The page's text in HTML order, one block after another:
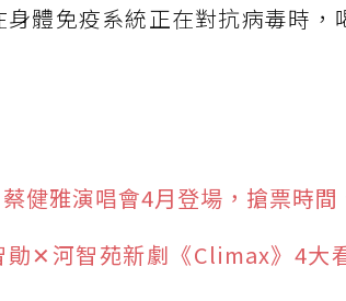
體免疫系統正在對抗病毒時
健雅演唱會4月登場，搶票時
勛✕河智苑新劇《Climax》4大